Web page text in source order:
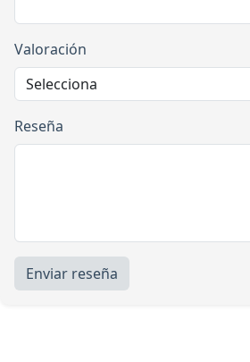
Valoración
Reseña
Enviar reseña